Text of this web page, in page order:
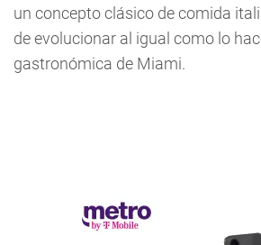
un concepto clásico de comida
de evolucionar al igual como lo
gastronómica de Miami.